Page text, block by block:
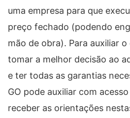
uma empresa para que
preço fechado (podendo
mão de obra). Para auxiliar
tomar a melhor decisão ao
e ter todas as garantias
GO pode auxiliar com
receber as orientações